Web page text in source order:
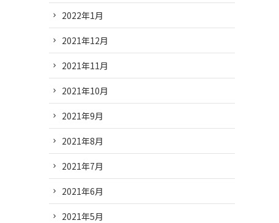
2022年1月
2021年12月
2021年11月
2021年10月
2021年9月
2021年8月
2021年7月
2021年6月
2021年5月